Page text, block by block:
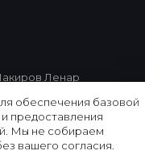
Ленар
ОКТМО
МОСКВА Г, Г МОСКВА,
обеспечения базовой
предоставления
Мы не собираем
вашего согласия.